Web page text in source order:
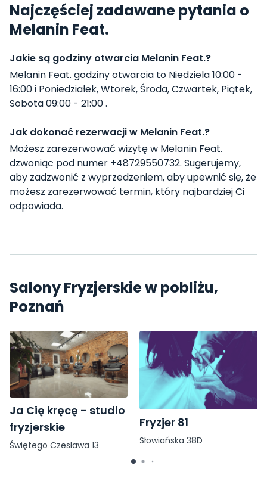
Najczęściej zadawane pytania o
Melanin Feat.
Jakie są godziny otwarcia Melanin Feat.?
Melanin Feat. godziny otwarcia to Niedziela 10:00 -
16:00 i Poniedziałek, Wtorek, Środa, Czwartek, Piątek,
Sobota 09:00 - 21:00 .
Jak dokonać rezerwacji w Melanin Feat.?
Możesz zarezerwować wizytę w Melanin Feat.
dzwoniąc pod numer +48729550732. Sugerujemy,
aby zadzwonić z wyprzedzeniem, aby upewnić się, że
możesz zarezerwować termin, który najbardziej Ci
odpowiada.
Salony Fryzjerskie w pobliżu,
Poznań
Ja Cię kręcę - studio
fryzjerskie
Świętego Czesława 13
Fryzjer 81
Słowiańska 38D